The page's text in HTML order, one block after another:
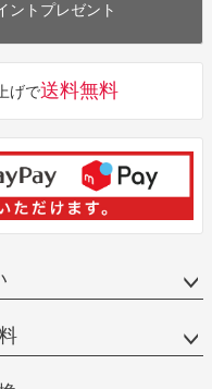
ントプレゼント
げで送料無料